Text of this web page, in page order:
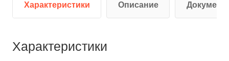
Характеристики Описание
Характеристики